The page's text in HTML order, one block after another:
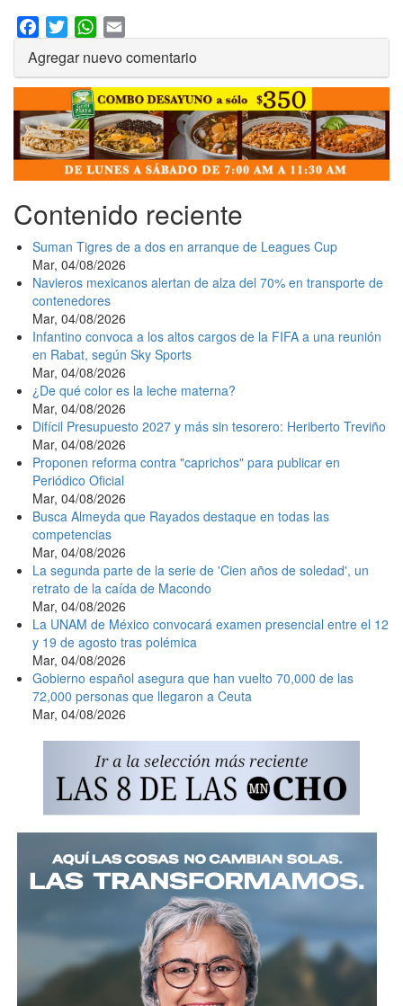
Facebook
TwitterWhatsApp
Agregar nuevo comentario
Contenido reciente
Suman Tigres de a dos en arranque de Leagues Cup
Mar, 04/08/2026
Navieros mexicanos alertan de alza del 70% en transporte de
contenedores
Mar, 04/08/2026
Infantino convoca a los altos cargos de la FIFA a una reunión
en Rabat, según Sky Sports
Mar, 04/08/2026
¿De qué color es la leche materna?
Mar, 04/08/2026
Difícil Presupuesto 2027 y más sin tesorero: Heriberto Treviño
Mar, 04/08/2026
Proponen reforma contra "caprichos" para publicar en
Periódico Oficial
Mar, 04/08/2026
Busca Almeyda que Rayados destaque en todas las
competencias
Mar, 04/08/2026
La segunda parte de la serie de 'Cien años de soledad', un
retrato de la caída de Macondo
Mar, 04/08/2026
La UNAM de México convocará examen presencial entre el 12
y 19 de agosto tras polémica
Mar, 04/08/2026
Gobierno español asegura que han vuelto 70,000 de las
72,000 personas que llegaron a Ceuta
Mar, 04/08/2026